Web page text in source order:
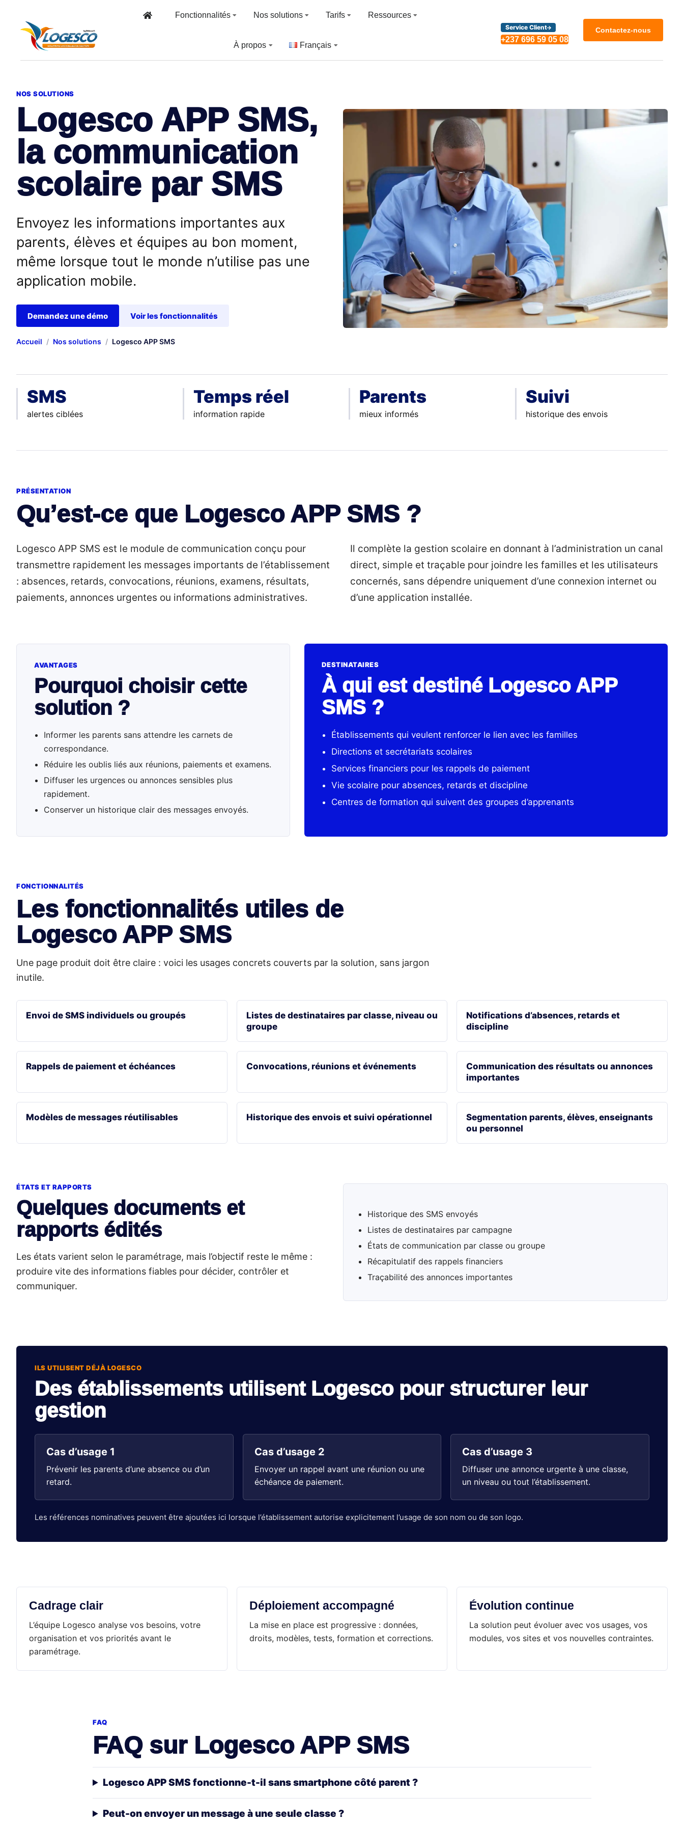
Fonctionnalités Nos solutions Tarifs Ressources
À propos Français
Service Client
+237 696 59 05 08
Contactez-nous
NOS SOLUTIONS
Logesco APP SMS,
la communication
scolaire par SMS
Envoyez les informations importantes aux
parents, élèves et équipes au bon moment,
même lorsque tout le monde n’utilise pas une
application mobile.
Demandez une démo Voir les fonctionnalités
Accueil / Nos solutions / Logesco APP SMS
SMS
alertes ciblées
Temps réel
information rapide
Parents
mieux informés
Suivi
historique des envois
PRÉSENTATION
Qu’est-ce que Logesco APP SMS ?
Logesco APP SMS est le module de communication conçu pour
transmettre rapidement les messages importants de l’établissement
: absences, retards, convocations, réunions, examens, résultats,
paiements, annonces urgentes ou informations administratives.
Il complète la gestion scolaire en donnant à l’administration un canal
direct, simple et traçable pour joindre les familles et les utilisateurs
concernés, sans dépendre uniquement d’une connexion internet ou
d’une application installée.
AVANTAGES
Pourquoi choisir cette
solution ?
Informer les parents sans attendre les carnets de
correspondance.
Réduire les oublis liés aux réunions, paiements et examens.
Diffuser les urgences ou annonces sensibles plus
rapidement.
Conserver un historique clair des messages envoyés.
DESTINATAIRES
À qui est destiné Logesco APP
SMS ?
Établissements qui veulent renforcer le lien avec les familles
Directions et secrétariats scolaires
Services financiers pour les rappels de paiement
Vie scolaire pour absences, retards et discipline
Centres de formation qui suivent des groupes d’apprenants
FONCTIONNALITÉS
Les fonctionnalités utiles de
Logesco APP SMS
Une page produit doit être claire : voici les usages concrets couverts par la solution, sans jargon
inutile.
Envoi de SMS individuels ou groupés
Listes de destinataires par classe, niveau ou
groupe
Notifications d’absences, retards et
discipline
Rappels de paiement et échéances Convocations, réunions et événements
Communication des résultats ou annonces
importantes
Modèles de messages réutilisables Historique des envois et suivi opérationnel
Segmentation parents, élèves, enseignants
ou personnel
ÉTATS ET RAPPORTS
Quelques documents et
rapports édités
Les états varient selon le paramétrage, mais l’objectif reste le même :
produire vite des informations fiables pour décider, contrôler et
communiquer.
Historique des SMS envoyés
Listes de destinataires par campagne
États de communication par classe ou groupe
Récapitulatif des rappels financiers
Traçabilité des annonces importantes
ILS UTILISENT DÉJÀ LOGESCO
Des établissements utilisent Logesco pour structurer leur
gestion
Cas d’usage 1
Prévenir les parents d’une absence ou d’un
retard.
Cas d’usage 2
Envoyer un rappel avant une réunion ou une
échéance de paiement.
Cas d’usage 3
Diffuser une annonce urgente à une classe,
un niveau ou tout l’établissement.
Les références nominatives peuvent être ajoutées ici lorsque l’établissement autorise explicitement l’usage de son nom ou de son logo.
Cadrage clair
L’équipe Logesco analyse vos besoins, votre
organisation et vos priorités avant le
paramétrage.
Déploiement accompagné
La mise en place est progressive : données,
droits, modèles, tests, formation et corrections.
Évolution continue
La solution peut évoluer avec vos usages, vos
modules, vos sites et vos nouvelles contraintes.
FAQ
FAQ sur Logesco APP SMS
Logesco APP SMS fonctionne-t-il sans smartphone côté parent ?
Peut-on envoyer un message à une seule classe ?